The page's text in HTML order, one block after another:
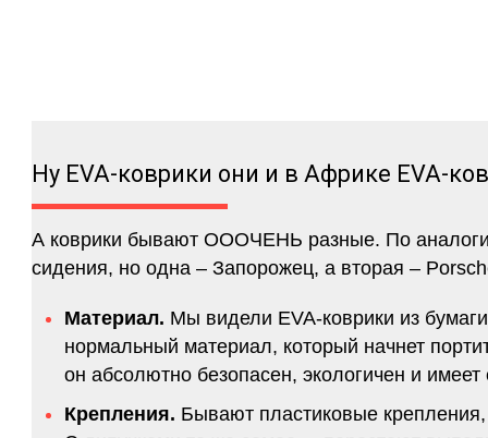
Ну EVA-коврики они и в Африке EVA-
А коврики бывают ОООЧЕНЬ разные. По
сидения, но одна – Запорожец, а вторая –
Материал. Мы видели EVA-коврики из
нормальный материал, который начнет
он абсолютно безопасен, экологичен и
Крепления. Бывают пластиковые